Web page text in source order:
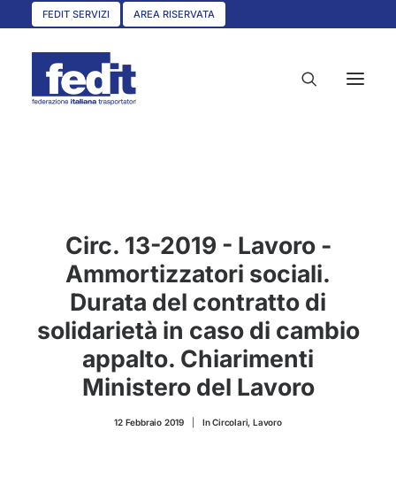
FEDIT SERVIZI AREA RISERVATA
SERVIZI
CIRCOLARI
UNISCITI A NOI
ASSOCIAZIONI TERRITORIALI
Circ. 13-2019 - Lavoro -
Ammortizzatori sociali.
Durata del contratto di
solidarietà in caso di cambio
appalto. Chiarimenti
Ministero del Lavoro
12 Febbraio 2019 InCircolari,Lavoro